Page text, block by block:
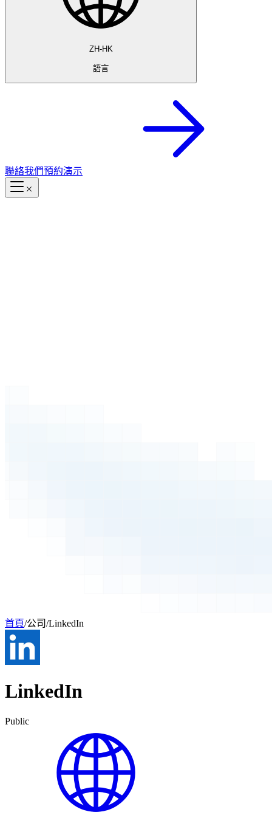
ZH-HK
語言
聯絡我們預約演示
首頁/公司/LinkedIn
LinkedIn
Public